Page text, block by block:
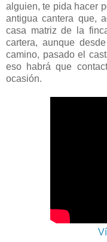
alguien, te pida hacer
antigua cantera que,
casa matriz de la
cartera, aunque
camino, pasado el
eso habrá que
ocasión.